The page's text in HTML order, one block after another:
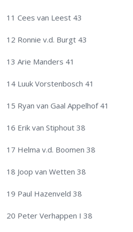
11 Cees van Leest 43
12 Ronnie v.d. Burgt 43
13 Arie Manders 41
14 Luuk Vorstenbosch 41
15 Ryan van Gaal Appelhof 41
16 Erik van Stiphout 38
17 Helma v.d. Boomen 38
18 Joop van Wetten 38
19 Paul Hazenveld 38
20 Peter Verhappen I 38